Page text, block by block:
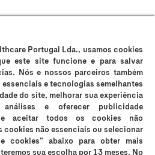
médicos de uso único e podem
e prevenção da transmissão de
(IST). Durex Lubrificantes e Durex
que suavizam a secura vaginal e
com preservativos, no entanto
espermicida. Os lubrificantes Durex
se está a tentar engravidar,
de sensibilidade ao látex, consulte o seu
Os preservativos Durex Placer
Portugal Lda., usamos cookies
este site funcione e para salvar
Nós e nossos parceiros também
e tecnologias semelhantes
do site, melhorar sua experiência
e oferecer publicidade
aceitar todos os cookies não
cookies não essenciais ou selecionar
cookies" abaixo para obter mais
sua escolha por 13 meses. No